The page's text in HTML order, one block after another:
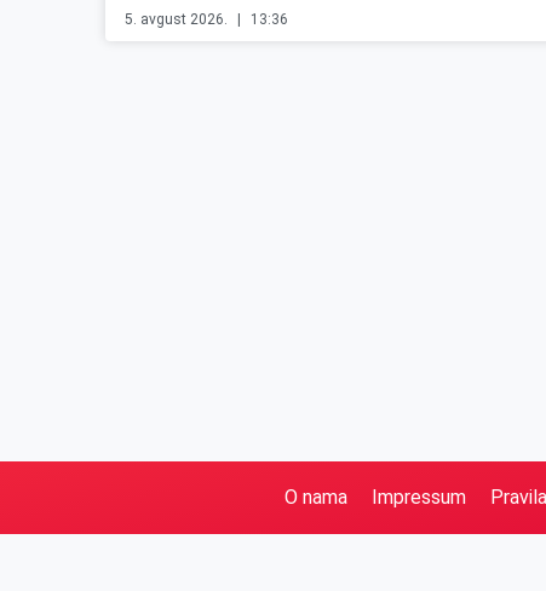
5. avgust 2026. 13:36
O nama Impressum